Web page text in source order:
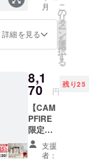
ジュ×マ
ンダリ
ン
ろ、30
セット
限定で
18%OF
Fの
税・送
料込み)
にて承
りま
す。
【セッ
ト内
容】 完
月
詳細を見る
こ
の
リ
タ
ー
ン
を
選
択
す
る
8,1
70 円
残り25
【CAM
PFIRE
限定価
格】一
般販売
支援
者：